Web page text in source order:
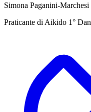
Simona Paganini-Marchesi
Praticante di Aikido 1° Dan